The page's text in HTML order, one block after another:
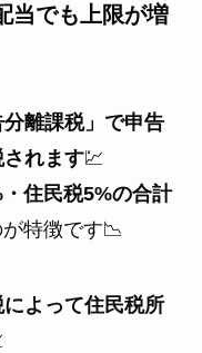
当でも上限が増
離課税」で申告
れます💹
住民税5%の合計
特徴です📉
によって住民税所